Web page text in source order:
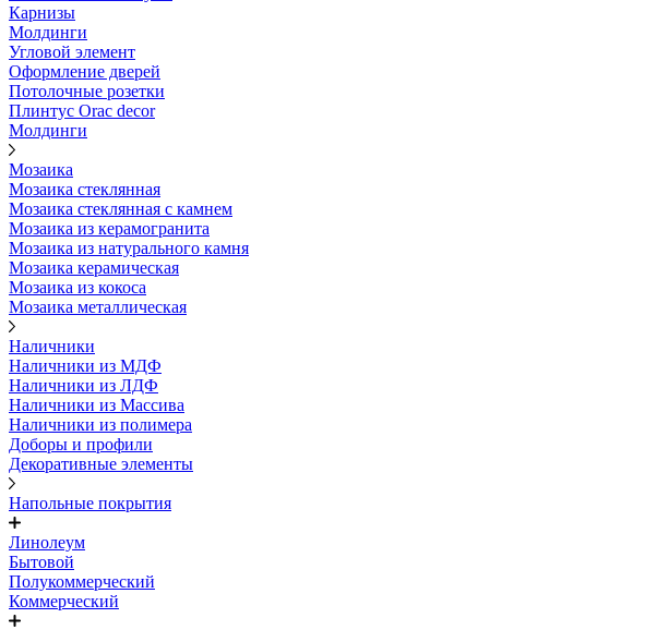
Карнизы
Молдинги
Угловой элемент
Оформление дверей
Потолочные розетки
Плинтус Orac decor
Молдинги
Мозаика
Мозаика стеклянная
Мозаика стеклянная с камнем
Мозаика из керамогранита
Мозаика из натурального камня
Мозаика керамическая
Мозаика из кокоса
Мозаика металлическая
Наличники
Наличники из МДФ
Наличники из ЛДФ
Наличники из Массива
Наличники из полимера
Доборы и профили
Декоративные элементы
Напольные покрытия
Линолеум
Бытовой
Полукоммерческий
Коммерческий